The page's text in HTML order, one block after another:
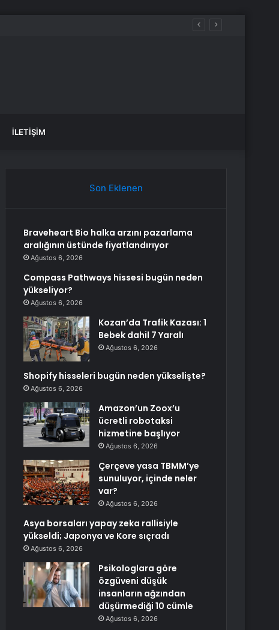
İLETIŞIM
Son Eklenen
Braveheart Bio halka arzını pazarlama
aralığının üstünde fiyatlandırıyor
Ağustos 6, 2026
Compass Pathways hissesi bugün neden
yükseliyor?
Ağustos 6, 2026
Kozan’da Trafik Kazası: 1
Bebek dahil 7 Yaralı
Ağustos 6, 2026
Shopify hisseleri bugün neden yükselişte?
Ağustos 6, 2026
Amazon’un Zoox’u
ücretli robotaksi
hizmetine başlıyor
Ağustos 6, 2026
Çerçeve yasa TBMM’ye
sunuluyor, içinde neler
var?
Ağustos 6, 2026
Asya borsaları yapay zeka rallisiyle
yükseldi; Japonya ve Kore sıçradı
Ağustos 6, 2026
Psikologlara göre
özgüveni düşük
insanların ağzından
düşürmediği 10 cümle
Ağustos 6, 2026